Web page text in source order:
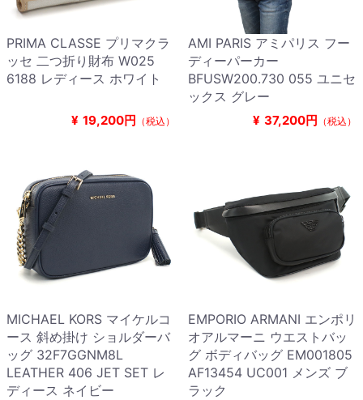
PRIMA CLASSE プリマクラ
ッセ 二つ折り財布 W025
6188 レディース ホワイト
¥ 19,200円 （税込）
AMI PARIS アミパリス フー
ディーパーカー
BFUSW200.730 055 ユニセ
ックス グレー
¥ 37,200円 （税込）
MICHAEL KORS マイケルコ
ース 斜め掛け ショルダーバ
ッグ 32F7GGNM8L
LEATHER 406 JET SET レ
ディース ネイビー
EMPORIO ARMANI エンポリ
オアルマーニ ウエストバッ
グ ボディバッグ EM001805
AF13454 UC001 メンズ ブ
ラック